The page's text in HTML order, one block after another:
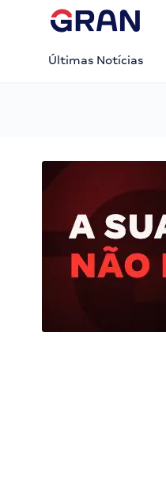
Últimas Notícias